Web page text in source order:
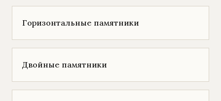
Горизонтальные памятники
Двойные памятники